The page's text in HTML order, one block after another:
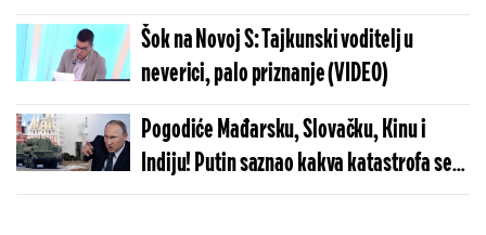
posledice će biti katastrofalne
Šok na Novoj S: Tajkunski voditelj u
neverici, palo priznanje (VIDEO)
Pogodiće Mađarsku, Slovačku, Kinu i
Indiju! Putin saznao kakva katastrofa se
sprema - pola sveta je dobilo najstrašnije